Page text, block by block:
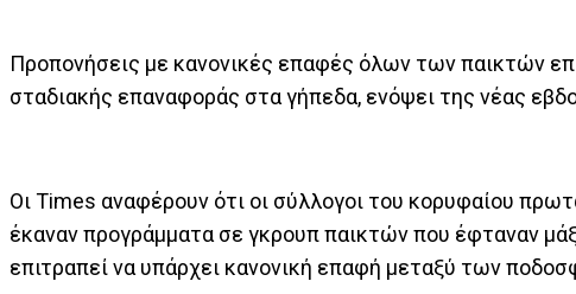
Προπονήσεις με κανονικές επαφές όλων των παικτών
σταδιακής επαναφοράς στα γήπεδα, ενόψει της νέας
Οι Times αναφέρουν ότι οι σύλλογοι του κορυφαίου
έκαναν προγράμματα σε γκρουπ παικτών που έφταναν
επιτραπεί να υπάρχει κανονική επαφή μεταξύ των